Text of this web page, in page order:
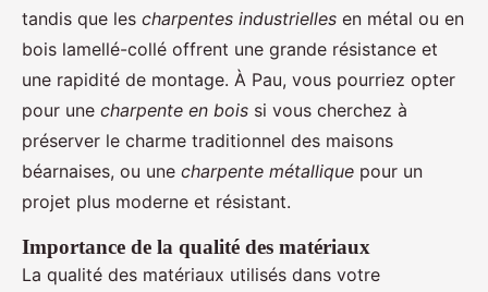
tandis que les charpentes industrielles en métal ou en
bois lamellé-collé offrent une grande résistance et
une rapidité de montage. À Pau, vous pourriez opter
pour une charpente en bois si vous cherchez à
préserver le charme traditionnel des maisons
béarnaises, ou une charpente métallique pour un
projet plus moderne et résistant.
Importance de la qualité des matériaux
La qualité des matériaux utilisés dans votre